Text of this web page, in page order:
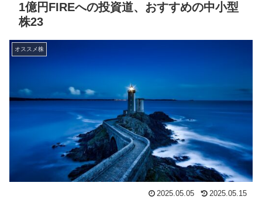
1億円FIREへの投資道、おすすめの中小型
株23
オススメ株
2025.05.05 2025.05.15